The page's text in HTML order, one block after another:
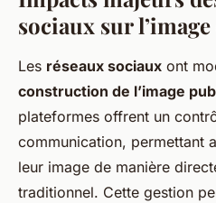
sociaux sur
Les réseaux sociaux ont
construction de l’image
plateformes offrent un
communication, permettant
leur image de manière
traditionnel. Cette gestion